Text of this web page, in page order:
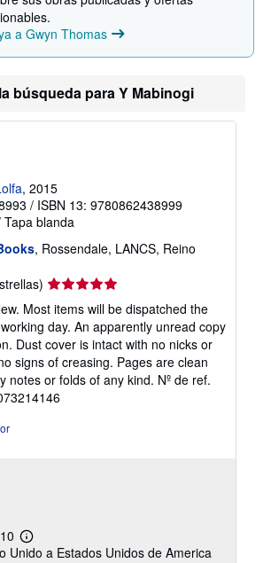
a Gwyn Thomas
búsqueda para Y Mabinogi
, 2015
/ ISBN 13: 9780862438999
Tapa blanda
, Rossendale, LANCS, Reino
Calificación
vendedor:
5
de
5
estrellas
Most items will be dispatched the
day. An apparently unread copy
Dust cover is intact with no nicks or
signs of creasing. Pages are clean
notes or folds of any kind. Nº de ref.
Más
información
Unido a Estados Unidos de America